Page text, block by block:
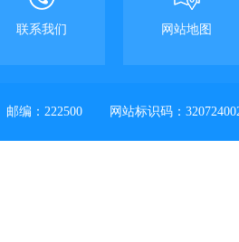
联系我们 网站地图
邮编：222500 网站标识码：